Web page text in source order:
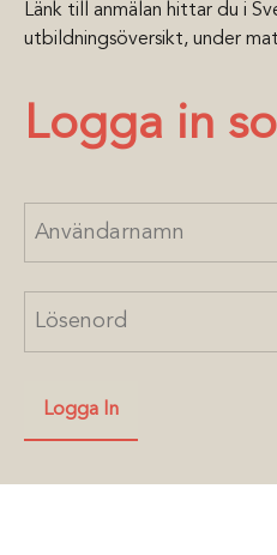
Länk till anmälan hittar du i
utbildningsöversikt, under
Logga in